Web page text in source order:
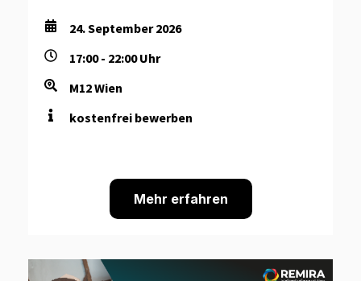
24. September 2026
17:00 - 22:00 Uhr
M12 Wien
kostenfrei bewerben
Mehr erfahren